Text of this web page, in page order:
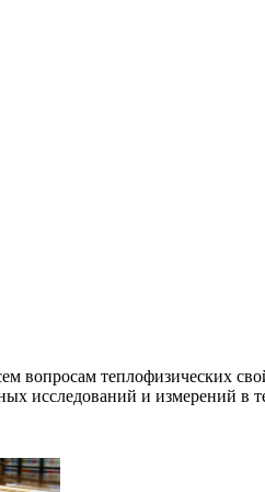
вопросам теплофизических
исследований и измерений в